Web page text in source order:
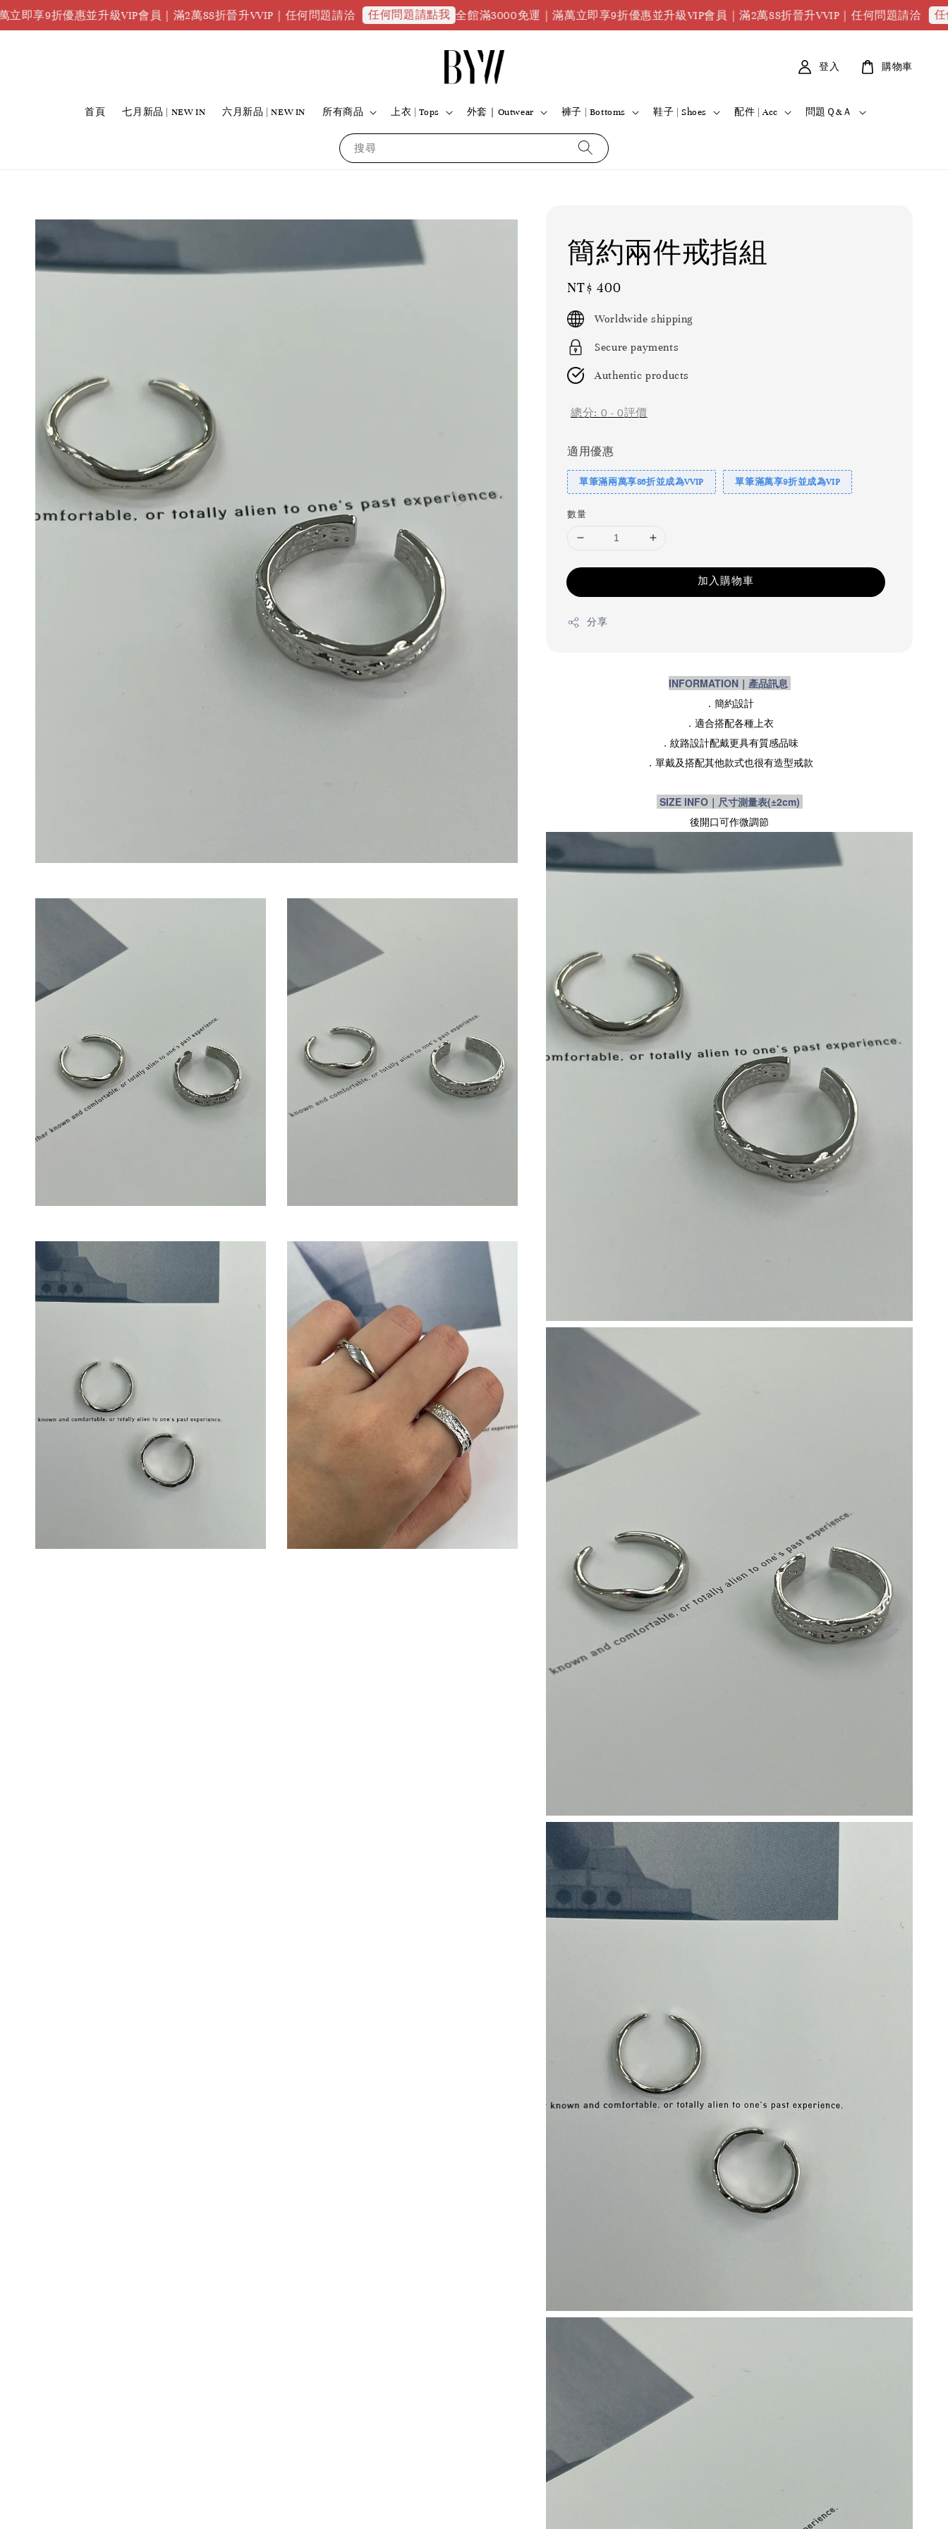
優惠並升級VIP會員｜滿2萬88折晉升VVIP｜任何問題請洽 任何問題請點我 全館滿3000免運｜滿萬立即享9折優惠並升級VIP會員｜滿2萬88折晉升VVIP｜任何問題請洽 任何問題
搜尋
首頁 七月新品 | NEW IN 六月新品 | NEW IN 所有商品 上衣 | Tops 外套｜Outwear 褲子 | Bottoms 鞋子 | Shoes 配件 | Acc 問題Ｑ&Ａ
登入 購物車
簡約兩件戒指組
Regular
price
NT$ 400
Worldwide shipping
Secure payments
Authentic products
總分: 0 -0評價
適用優惠
單筆滿兩萬享86折並成為VVIP 單筆滿萬享9折並成為VIP
數量
加入購物車
分享
INFORMATION｜產品訊息
．簡約設計
．適合搭配各種上衣
．紋路設計配戴更具有質感品味
．單戴及搭配其他款式也很有造型戒款
SIZE INFO｜尺寸測量表(±2cm)
後開口可作微調節